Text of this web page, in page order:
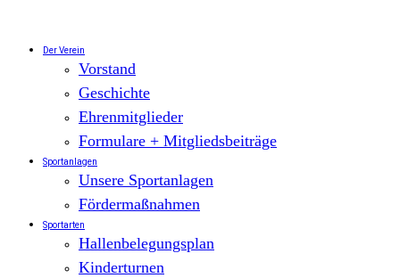
springenDer Verein
Vorstand
Geschichte
Ehrenmitglieder
Formulare + Mitgliedsbeiträge
Sportanlagen
Unsere Sportanlagen
Fördermaßnahmen
Sportarten
Hallenbelegungsplan
Kinderturnen